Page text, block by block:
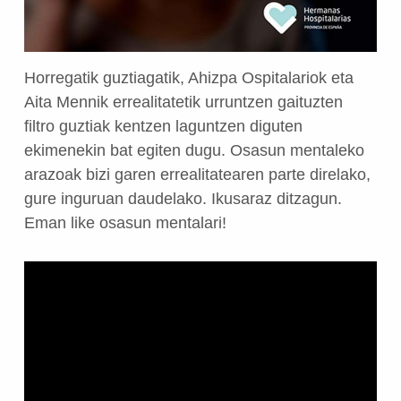
Horregatik guztiagatik, Ahizpa Ospitalariok eta
Aita Mennik errealitatetik urruntzen gaituzten
filtro guztiak kentzen laguntzen diguten
ekimenekin bat egiten dugu. Osasun mentaleko
arazoak bizi garen errealitatearen parte direlako,
gure inguruan daudelako. Ikusaraz ditzagun.
Eman like osasun mentalari!